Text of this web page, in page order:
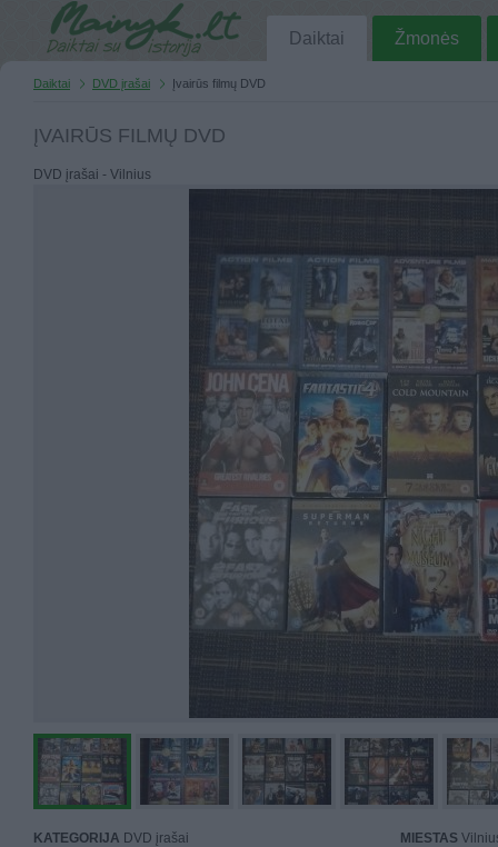
Daiktai Žmonės
Daiktai DVD įrašai Įvairūs filmų DVD
ĮVAIRŪS FILMŲ DVD
DVD įrašai - Vilnius
KATEGORIJA DVD įrašai MIESTAS